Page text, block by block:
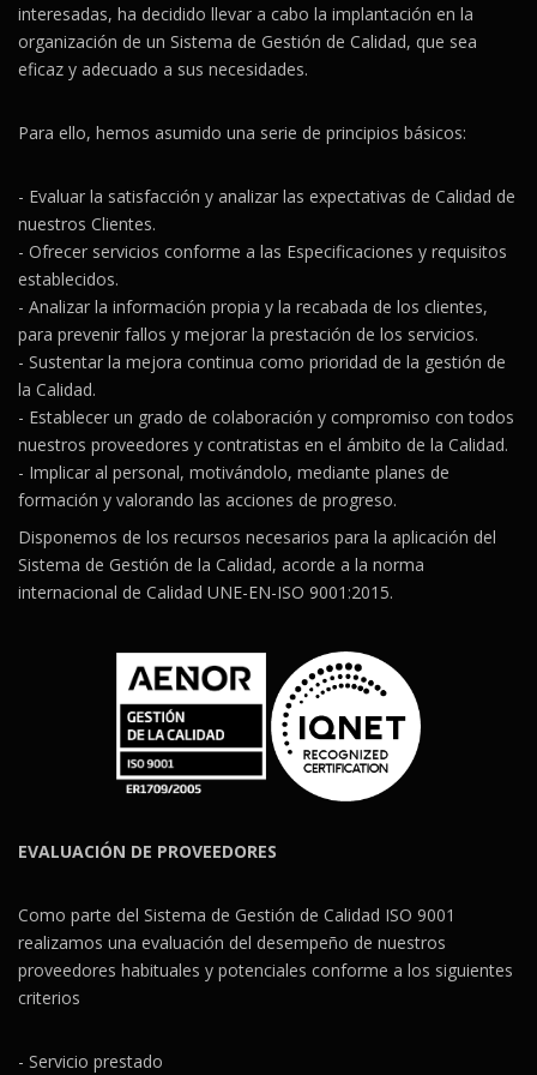
interesadas, ha decidido llevar a cabo la implantación en la
organización de un Sistema de Gestión de Calidad, que sea
eficaz y adecuado a sus necesidades.
Para ello, hemos asumido una serie de principios básicos:
- Evaluar la satisfacción y analizar las expectativas de Calidad de
nuestros Clientes.
- Ofrecer servicios conforme a las Especificaciones y requisitos
establecidos.
- Analizar la información propia y la recabada de los clientes,
para prevenir fallos y mejorar la prestación de los servicios.
- Sustentar la mejora continua como prioridad de la gestión de
la Calidad.
- Establecer un grado de colaboración y compromiso con todos
nuestros proveedores y contratistas en el ámbito de la Calidad.
- Implicar al personal, motivándolo, mediante planes de
formación y valorando las acciones de progreso.
Disponemos de los recursos necesarios para la aplicación del
Sistema de Gestión de la Calidad, acorde a la norma
internacional de Calidad UNE-EN-ISO 9001:2015.
EVALUACIÓN DE PROVEEDORES
Como parte del Sistema de Gestión de Calidad ISO 9001
realizamos una evaluación del desempeño de nuestros
proveedores habituales y potenciales conforme a los siguientes
criterios
- Servicio prestado